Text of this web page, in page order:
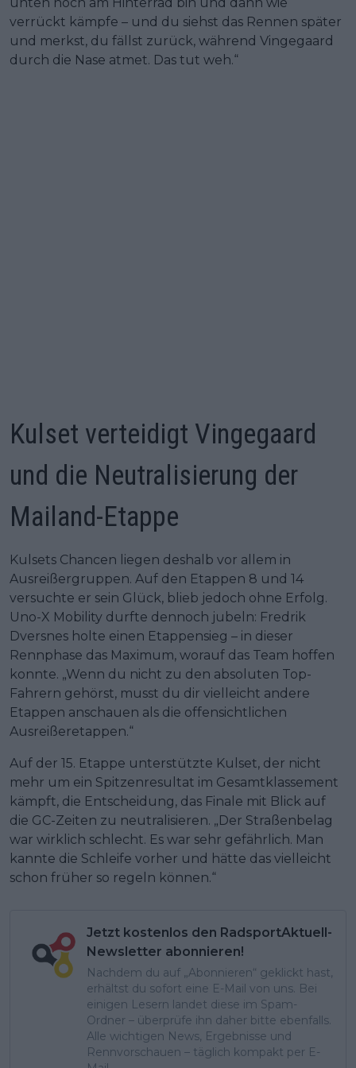
verrückt kämpfe – und du siehst das Rennen später
und merkst, du fällst zurück, während Vingegaard
durch die Nase atmet. Das tut weh.“
Kulset verteidigt Vingegaard
und die Neutralisierung der
Mailand-Etappe
Kulsets Chancen liegen deshalb vor allem in
Ausreißergruppen. Auf den Etappen 8 und 14
versuchte er sein Glück, blieb jedoch ohne Erfolg.
Uno-X Mobility durfte dennoch jubeln: Fredrik
Dversnes holte einen Etappensieg – in dieser
Rennphase das Maximum, worauf das Team hoffen
konnte. „Wenn du nicht zu den absoluten Top-
Fahrern gehörst, musst du dir vielleicht andere
Etappen anschauen als die offensichtlichen
Ausreißeretappen.“
Auf der 15. Etappe unterstützte Kulset, der nicht
mehr um ein Spitzenresultat im Gesamtklassement
kämpft, die Entscheidung, das Finale mit Blick auf
die GC-Zeiten zu neutralisieren. „Der Straßenbelag
war wirklich schlecht. Es war sehr gefährlich. Man
kannte die Schleife vorher und hätte das vielleicht
schon früher so regeln können.“
Jetzt kostenlos den RadsportAktuell-
Newsletter abonnieren!
Nachdem du auf „Abonnieren“ geklickt hast,
erhältst du sofort eine E-Mail von uns. Bei
einigen Lesern landet diese im Spam-
Ordner – überprüfe ihn daher bitte ebenfalls.
Alle wichtigen News, Ergebnisse und
Rennvorschauen – täglich kompakt per E-